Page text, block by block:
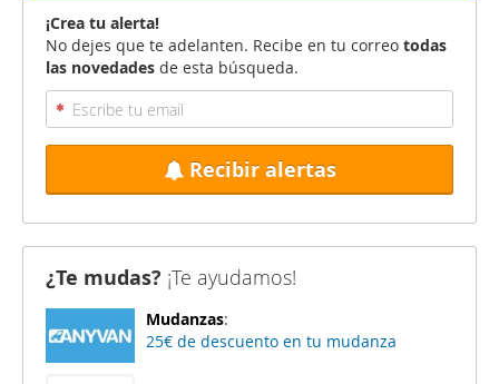
¡Crea tu alerta!
No dejes que te adelanten. Recibe en tu correo todas
las novedades de esta búsqueda.
Recibir alertas
¿Te mudas? ¡Te ayudamos!
Mudanzas:
25€ de descuento en tu mudanza